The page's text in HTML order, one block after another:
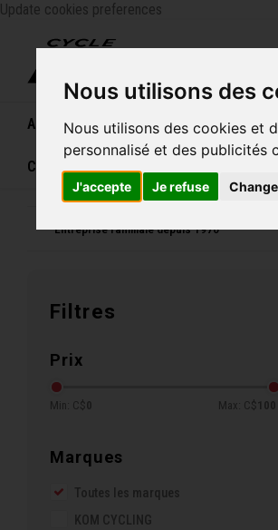
Nous utilisons des
Nous utilisons des cookies et
personnalisé et des publicités
J'accepte Je refuse
Update cookies preferences
Accueil Vélos Souliers
Carte cadeau
Entreprise familiale depuis 1970
Filtres
Prix
Min: C$ 0 Max: C$ 100
Marques
Toutes les marques
KOM CYCLING